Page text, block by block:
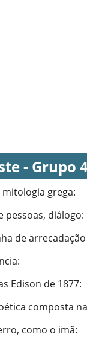
- Grupo
grega:
pessoas, diálogo:
de
:
Edison de 1877:
composta
como o imã: